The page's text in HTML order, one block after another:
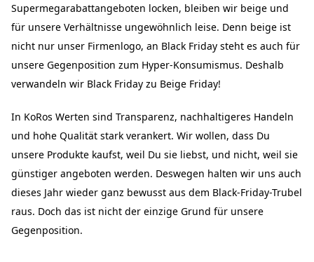
Supermegarabattangeboten locken, bleiben wir beige und
für unsere Verhältnisse ungewöhnlich leise. Denn beige ist
nicht nur unser Firmenlogo, an Black Friday steht es auch für
unsere Gegenposition zum Hyper-Konsumismus. Deshalb
verwandeln wir Black Friday zu Beige Friday!
In KoRos Werten sind Transparenz, nachhaltigeres Handeln
und hohe Qualität stark verankert. Wir wollen, dass Du
unsere Produkte kaufst, weil Du sie liebst, und nicht, weil sie
günstiger angeboten werden. Deswegen halten wir uns auch
dieses Jahr wieder ganz bewusst aus dem Black-Friday-Trubel
raus. Doch das ist nicht der einzige Grund für unsere
Gegenposition.